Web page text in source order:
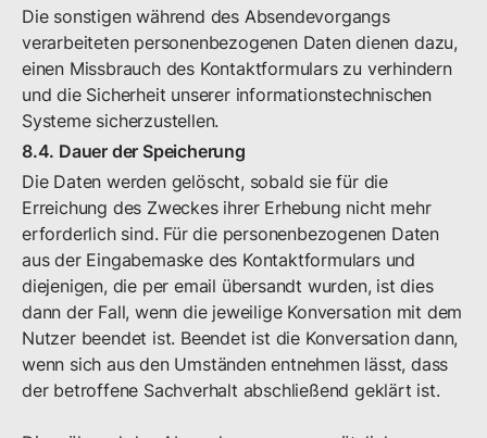
Die sonstigen während des Absendevorgangs
verarbeiteten personenbezogenen Daten dienen dazu,
einen Missbrauch des Kontaktformulars zu verhindern
und die Sicherheit unserer informationstechnischen
Systeme sicherzustellen.
8.4. Dauer der Speicherung
Die Daten werden gelöscht, sobald sie für die
Erreichung des Zweckes ihrer Erhebung nicht mehr
erforderlich sind. Für die personenbezogenen Daten
aus der Eingabemaske des Kontaktformulars und
diejenigen, die per email übersandt wurden, ist dies
dann der Fall, wenn die jeweilige Konversation mit dem
Nutzer beendet ist. Beendet ist die Konversation dann,
wenn sich aus den Umständen entnehmen lässt, dass
der betroffene Sachverhalt abschließend geklärt ist.